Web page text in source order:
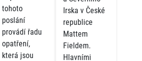
tohoto
poslání
provádí řadu
opatření,
která jsou
Irska v České
republice
Mattem
Fieldem.
Hlavními